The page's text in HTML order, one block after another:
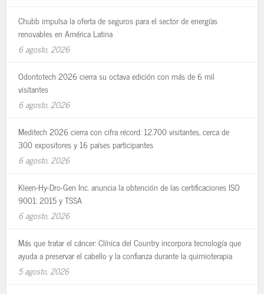
Chubb impulsa la oferta de seguros para el sector de energías
renovables en América Latina
6 agosto, 2026
Odontotech 2026 cierra su octava edición con más de 6 mil
visitantes
6 agosto, 2026
Meditech 2026 cierra con cifra récord: 12.700 visitantes, cerca de
300 expositores y 16 países participantes
6 agosto, 2026
Kleen-Hy-Dro-Gen Inc. anuncia la obtención de las certificaciones ISO
9001: 2015 y TSSA
6 agosto, 2026
Más que tratar el cáncer: Clínica del Country incorpora tecnología que
ayuda a preservar el cabello y la confianza durante la quimioterapia
5 agosto, 2026